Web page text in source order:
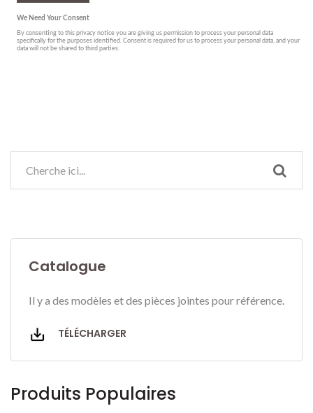
Catalogue
Il y a des modèles et des pièces jointes pour référence.
TÉLÉCHARGER
Produits Populaires